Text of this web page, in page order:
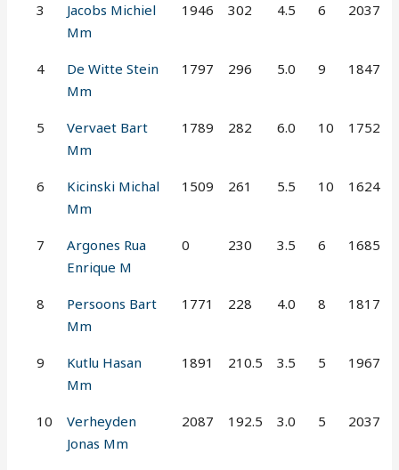
3
Jacobs Michiel
Mm
1946 302 4.5 6 2037
4
De Witte Stein
Mm
1797 296 5.0 9 1847
5
Vervaet Bart
Mm
1789 282 6.0 10 1752
6
Kicinski Michal
Mm
1509 261 5.5 10 1624
7
Argones Rua
Enrique M
0 230 3.5 6 1685
8
Persoons Bart
Mm
1771 228 4.0 8 1817
9
Kutlu Hasan
Mm
1891 210.5 3.5 5 1967
10
Verheyden
Jonas Mm
2087 192.5 3.0 5 2037